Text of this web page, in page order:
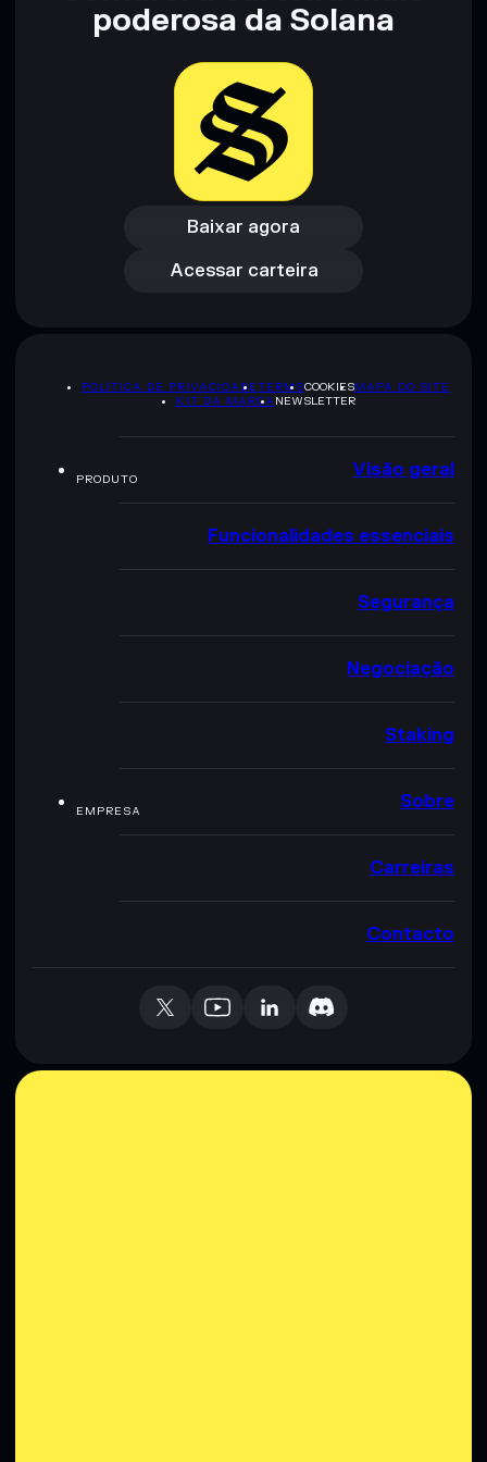
não constitui aconselhamento financeiro. Faz sempre a tua
pesquisa. Dados fornecidos pelo rugcheck.xyz.
poderosa da Solana
Baixar agora
Baixar agora
Acessar carteira
Acessar carteira
POLÍTICA DE PRIVACIDADETERMSCOOKIESMAPA DO SITE
KIT DA MARCA NEWSLETTER
PRODUTO Visão geral
Funcionalidades essenciais
Segurança
Negociação
Staking
EMPRESA Sobre
Carreiras
Contacto